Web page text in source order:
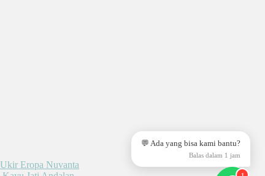
💬 Ada yang bisa kami bantu?
Balas dalam 1 jam